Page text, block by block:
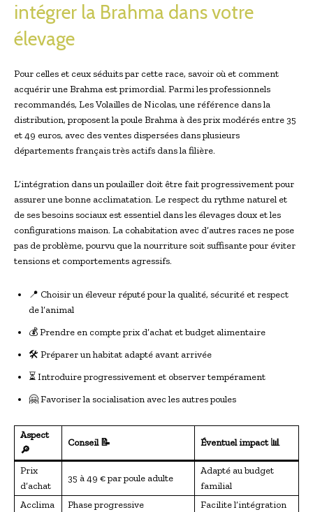
intégrer la Brahma dans votre
élevage
Pour celles et ceux séduits par cette race, savoir où et comment
acquérir une Brahma est primordial. Parmi les professionnels
recommandés, Les Volailles de Nicolas, une référence dans la
distribution, proposent la poule Brahma à des prix modérés entre 35
et 49 euros, avec des ventes dispersées dans plusieurs
départements français très actifs dans la filière.
L’intégration dans un poulailler doit être fait progressivement pour
assurer une bonne acclimatation. Le respect du rythme naturel et
de ses besoins sociaux est essentiel dans les élevages doux et les
configurations maison. La cohabitation avec d’autres races ne pose
pas de problème, pourvu que la nourriture soit suffisante pour éviter
tensions et comportements agressifs.
📍 Choisir un éleveur réputé pour la qualité, sécurité et respect
de l’animal
💰 Prendre en compte prix d’achat et budget alimentaire
🛠 Préparer un habitat adapté avant arrivée
⏳ Introduire progressivement et observer tempérament
🤗 Favoriser la socialisation avec les autres poules
Aspect
🔎
Conseil 📝 Éventuel impact 📊
Prix
d’achat
35 à 49 € par poule adulte
Adapté au budget
familial
Acclima
Phase progressive
Facilite l’intégration